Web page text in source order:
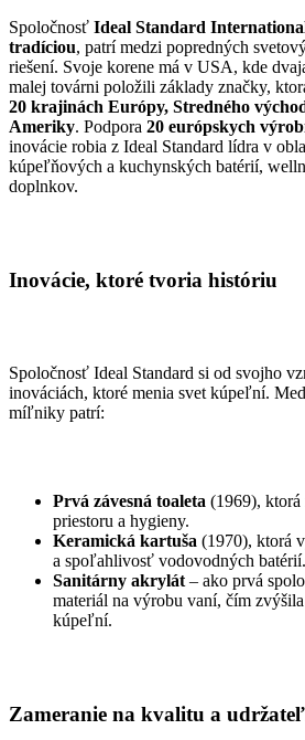
Spoločnosť Ideal Standard
tradíciou, patrí medzi popredných
riešení. Svoje korene má v USA, kde
malej továrni položili základy značky,
20 krajinách Európy, Stredného
Ameriky. Podpora 20 európskych
inovácie robia z Ideal Standard lídra v
kúpeľňových a kuchynských batérií,
doplnkov.
Inovácie, ktoré tvoria históriu
Spoločnosť Ideal Standard si od svojho
inováciách, ktoré menia svet kúpeľní.
míľniky patrí:
Prvá závesná toaleta (1969), ktorá
priestoru a hygieny.
Keramická kartuša (1970), ktorá
a spoľahlivosť vodovodných batérií.
Sanitárny akrylát – ako prvá
materiál na výrobu vaní, čím
kúpeľní.
Zameranie na kvalitu a